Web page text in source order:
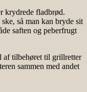
krydrede fladbrød.
så man kan bryde sit
saften og peberfrugt
af tilbehøret til grillretter
sammen med andet